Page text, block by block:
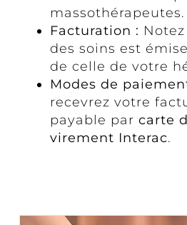
massothérapeutes.
Facturation :
des soins est
de celle de votre
Modes de
recevrez votre
payable par carte
virement Interac.